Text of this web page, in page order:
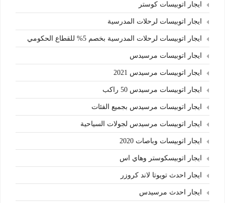
ايجار اتوبيسات كوستر
ايجار اتوبيسات لرحلات المدرسية
ايجار اتوبيسات لرحلات المدرسية بخصم 5% للقطاع الحكومي
ايجار اتوبيسات مرسيدس
ايجار اتوبيسات مرسيدس 2021
ايجار اتوبيسات مرسيدس 50 راكب
ايجار اتوبيسات مرسيدس بجميع الفئات
ايجار اتوبيسات مرسيدس لجولات السياحية
ايجار اتوبيسات وباصات 2020
ايجار اتوبيسكوستر وهاي اس
ايجار احدث تويوتا لاند كروزر
ايجار احدث مرسيدس